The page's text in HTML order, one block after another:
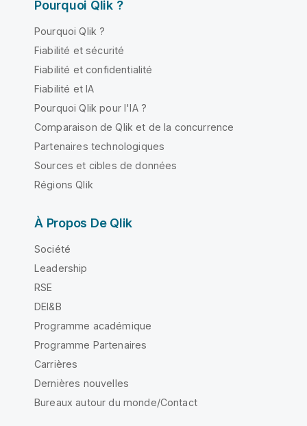
Pourquoi Qlik ?
Pourquoi Qlik ?
Fiabilité et sécurité
Fiabilité et confidentialité
Fiabilité et IA
Pourquoi Qlik pour l'IA ?
Comparaison de Qlik et de la concurrence
Partenaires technologiques
Sources et cibles de données
Régions Qlik
À Propos De Qlik
Société
Leadership
RSE
DEI&B
Programme académique
Programme Partenaires
Carrières
Dernières nouvelles
Bureaux autour du monde/Contact